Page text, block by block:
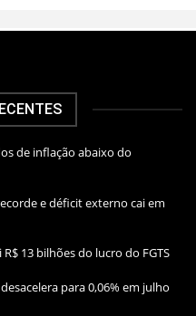
de inflação abaixo do
e déficit externo cai em
13 bilhões do lucro do FGTS
para 0,06% em julho